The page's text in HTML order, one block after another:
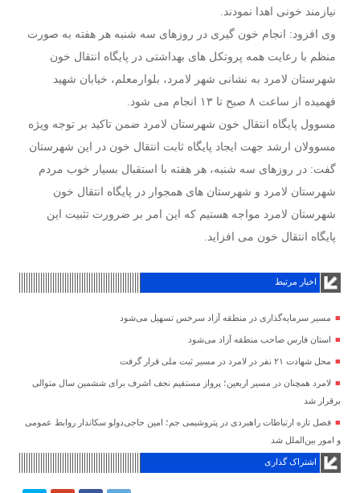
نیازمند خونی اهدا نمودند.
وی افزود: انجام خون گیری در روزهای سه شنبه هر هفته به صورت
منظم با رعایت همه پروتکل هاى بهداشتى در پایگاه انتقال خون
شهرستان لامرد به نشانی شهر لامرد، بلوارمعلم، خیابان شهید
فهمیده از ساعت ۸ صبح تا ۱۳ انجام می شود.
مسوول پایگاه انتقال خون شهرستان لامرد ضمن تاکید بر توجه ویژه
مسوولان ارشد جهت ایجاد پایگاه ثابت انتقال خون در این شهرستان
گفت: در روزهای سه شنبه، هر هفته با استقبال بسیار خوب مردم
شهرستان لامرد و شهرستان های همجوار در پایگاه انتقال خون
شهرستان لامرد مواجه هستیم که این امر بر ضرورت تثبیت این
پایگاه انتقال خون می افزاید.
اخبار مرتبط
مسیر سرمایه‌گذاری در منطقه آزاد سرخس تسهیل می‌شود
استان فارس صاحب منطقه آزاد می‌شود
محل شهادت ۲۱ نفر در لامرد در مسیر ثبت ملی قرار گرفت
لامرد همچنان در مسیر اربعین؛ پرواز مستقیم نجف اشرف برای ششمین سال متوالی
برقرار شد
فصل تازه ارتباطات راهبردی در پتروشیمی جم؛ امین حاجی‌دولو سکاندار روابط عمومی
و امور بین‌الملل شد
اشتراک گذاری